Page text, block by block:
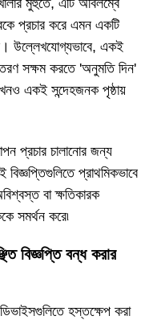
প্রচার করে এমন একটি
উল্লেখযোগ্যভাবে, একই
সক্ষম করতে 'অনুমতি দিন'
একই সন্দেহজনক পৃষ্ঠায়
প্রচার চালানোর জন্য
প্রাথমিকভাবে
বা ক্ষতিকারক
সমর্থন করে৷
বিজ্ঞপ্তি বন্ধ করার
হস্তক্ষেপ করা